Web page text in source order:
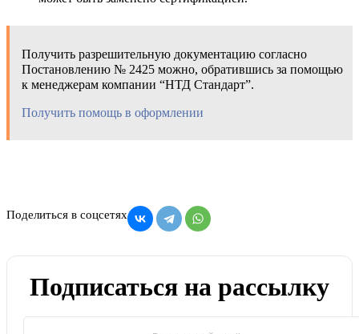
Получить разрешительную документацию согласно
Постановлению № 2425 можно, обратившись за помощью
к менеджерам компании “НТД Стандарт”.
Получить помощь в оформлении
Поделиться в соцсетях
Подписаться на рассылку